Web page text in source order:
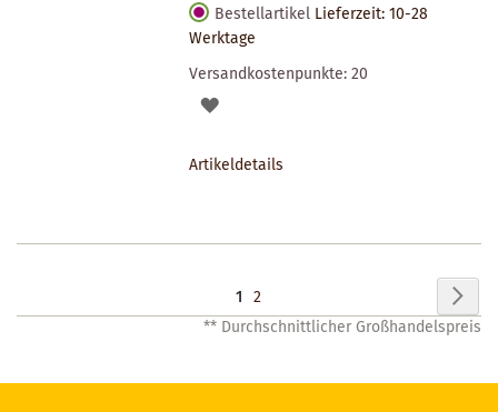
Bestellartikel Lieferzeit: 10-28
Werktage
Versandkostenpunkte:20
AUF
Artikeldetails
Seite
Sie
lesen
1 Seite
2
** Durchschnittlicher Großhandelspreis